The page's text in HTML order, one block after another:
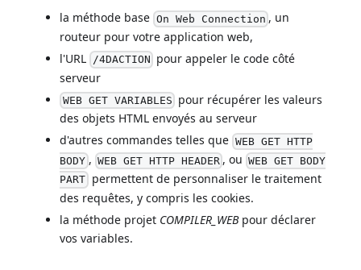
la méthode base On Web Connection , un
routeur pour votre application web,
l'URL /4DACTION pour appeler le code côté
serveur
WEB GET VARIABLES pour récupérer les valeurs
des objets HTML envoyés au serveur
d'autres commandes telles que WEB GET HTTP
BODY , WEB GET HTTP HEADER , ou WEB GET BODY
PART permettent de personnaliser le traitement
des requêtes, y compris les cookies.
la méthode projet COMPILER_WEBpour déclarer
vos variables.